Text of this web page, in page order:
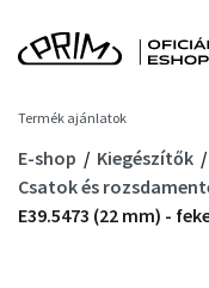
Termék ajánlatok
E-shop
Kiegészítők
Csatok és
E39.5473 (22 mm) -